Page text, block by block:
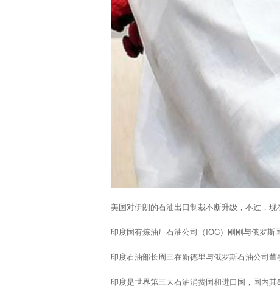
美国对伊朗的石油出口制裁不断升级，不过，
印度国有炼油厂石油公司（IOC）刚刚与俄罗斯
印度石油部长周三在新德里与俄罗斯石油公司董
印度是世界第三大石油消费国和进口国，国内